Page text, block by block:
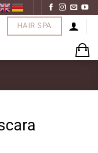
HAIR SPA